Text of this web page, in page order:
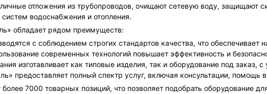
отложения из трубопроводов, очищают сетевую воду, защищают
водоснабжения и отопления.
обладает рядом преимуществ:
с соблюдением строгих стандартов качества, что обеспечивает
современных технологий повышает эффективность и
изготавливает как типовые изделия, так и оборудование под заказ,
предоставляет полный спектр услуг, включая консультации,
7000 товарных позиций, что позволяет подобрать оборудование